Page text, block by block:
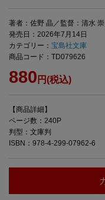
著者：佐野 晶／監督：清水
発売日：2026年7月14日
カテゴリー： 宝島社文庫
商品コード：TD079626
880 円(税込)
【商品詳細】
ページ数：240P
判型：文庫判
ISBN：978-4-299-07962-6